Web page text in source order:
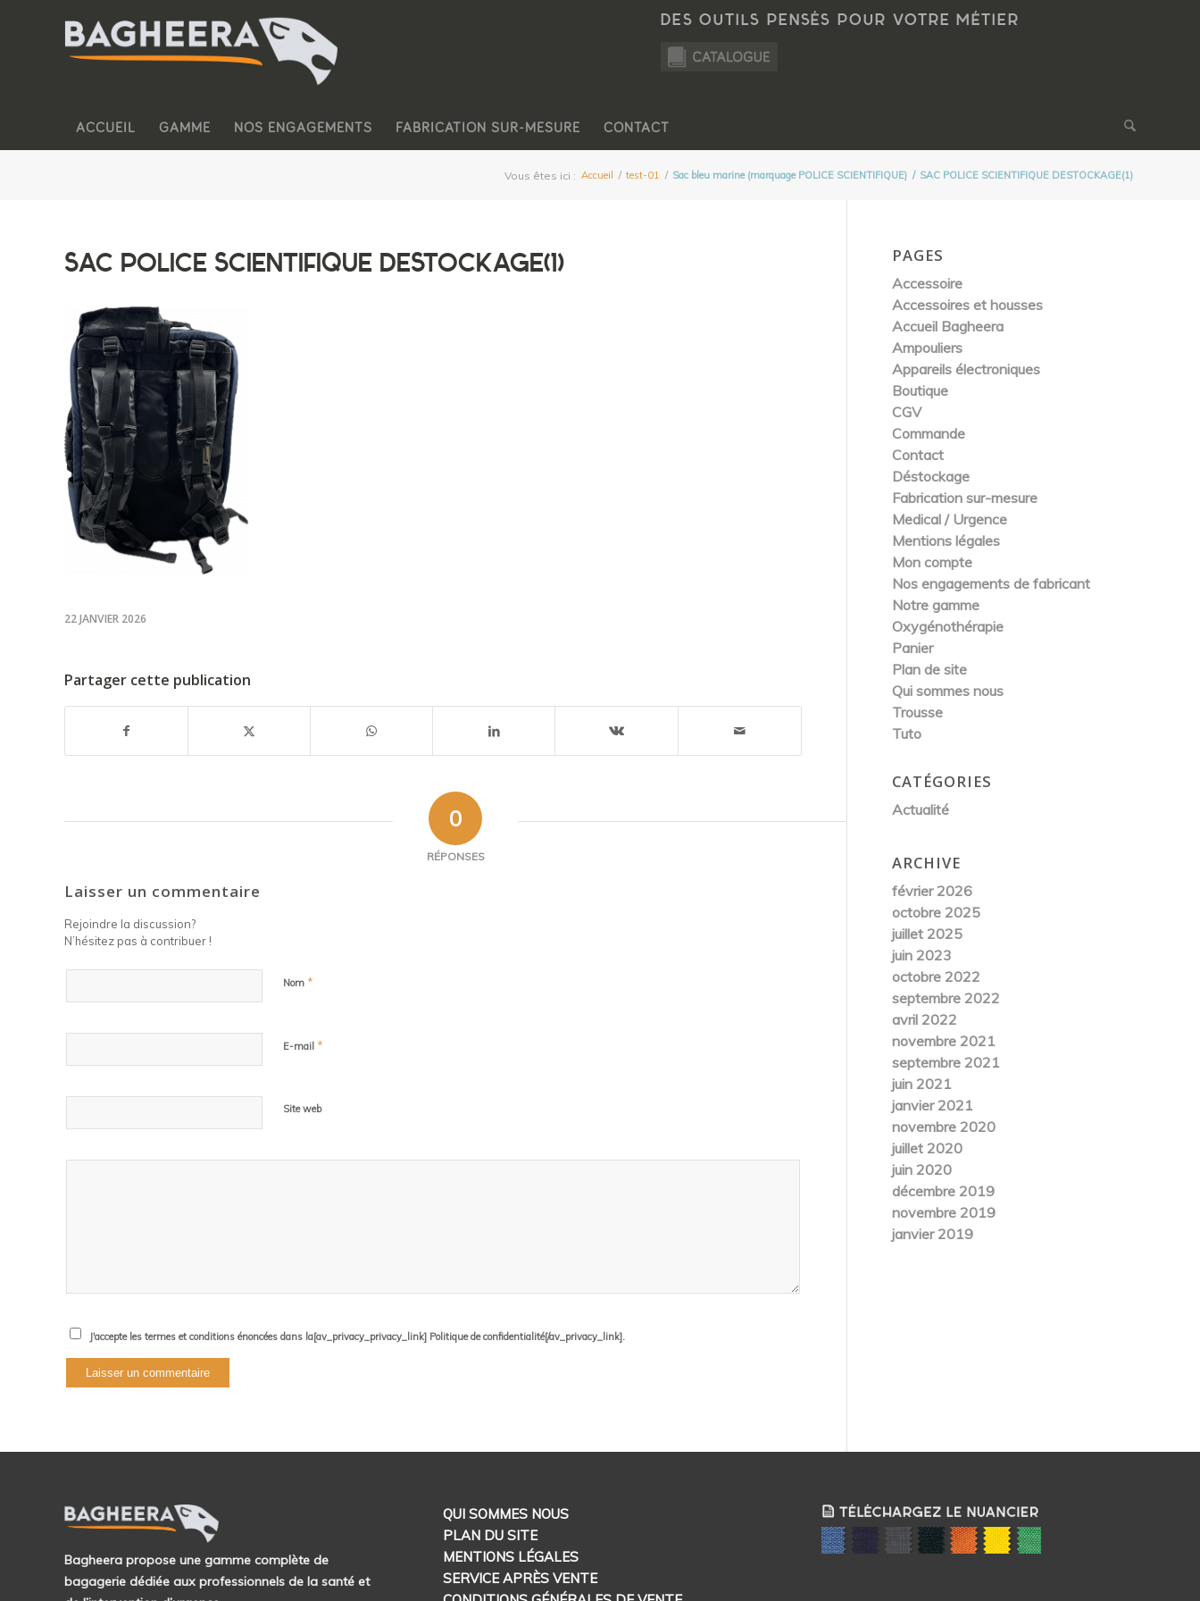
DES OUTILS PENSÉS POUR VOTRE MÉTIER
ACCUEIL GAMME NOS ENGAGEMENTS FABRICATION SUR-MESURE CONTACT
Vous êtes ici : Accueil / test-01 / Sac bleu marine (marquage POLICE SCIENTIFIQUE) / SAC POLICE SCIENTIFIQUE DESTOCKAGE(1)
SAC POLICE SCIENTIFIQUE DESTOCKAGE(1)
22 JANVIER 2026
Partager cette publication
0
RÉPONSES
Laisser un commentaire
Rejoindre la discussion?
N’hésitez pas à contribuer !
Nom *
E-mail *
Site web
J'accepte les termes et conditions énoncées dans la[av_privacy_privacy_link] Politique de confidentialité[/av_privacy_link].
PAGES
Accessoire
Accessoires et housses
Accueil Bagheera
Ampouliers
Appareils électroniques
Boutique
CGV
Commande
Contact
Déstockage
Fabrication sur-mesure
Medical / Urgence
Mentions légales
Mon compte
Nos engagements de fabricant
Notre gamme
Oxygénothérapie
Panier
Plan de site
Qui sommes nous
Trousse
Tuto
CATÉGORIES
Actualité
ARCHIVE
février 2026
octobre 2025
juillet 2025
juin 2023
octobre 2022
septembre 2022
avril 2022
novembre 2021
septembre 2021
juin 2021
janvier 2021
novembre 2020
juillet 2020
juin 2020
décembre 2019
novembre 2019
janvier 2019
Bagheera propose une gamme complète de
bagagerie dédiée aux professionnels de la santé et
QUI SOMMES NOUS
PLAN DU SITE
MENTIONS LÉGALES
SERVICE APRÈS VENTE